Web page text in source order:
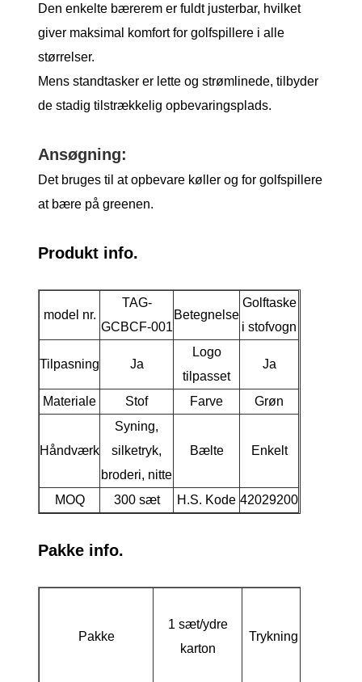
Den enkelte bærerem er fuldt justerbar, hvilket
giver maksimal komfort for golfspillere i alle
størrelser.
Mens standtasker er lette og strømlinede, tilbyder
de stadig tilstrækkelig opbevaringsplads.
Ansøgning:
Det bruges til at opbevare køller og for golfspillere
at bære på greenen.
Produkt info.
model nr.
TAG-
GCBCF-001
Betegnelse
Golftaske
i stofvogn
Tilpasning Ja
Logo
tilpasset
Ja
Materiale Stof Farve Grøn
Håndværk
Syning,
silketryk,
broderi, nitte
Bælte Enkelt
MOQ 300 sæt H.S. Kode 42029200
Pakke info.
Pakke
1 sæt/ydre
karton
Trykning